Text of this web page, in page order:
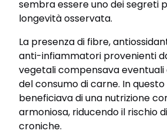
sembra essere uno dei segreti
longevità osservata.
La presenza di fibre,
anti-infiammatori provenienti
vegetali compensava
del consumo di carne. In
beneficiava di una nutrizione
armoniosa, riducendo il rischio
croniche.